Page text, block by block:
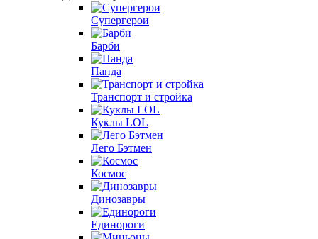
Супергерои
Барби
Панда
Транспорт и стройка
Куклы LOL
Лего Бэтмен
Космос
Динозавры
Единороги